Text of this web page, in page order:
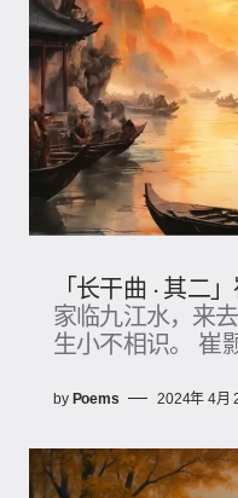
「长干曲 · 其二
家临九江水，来
生小不相识。 崔
by Poems 2024年 4月